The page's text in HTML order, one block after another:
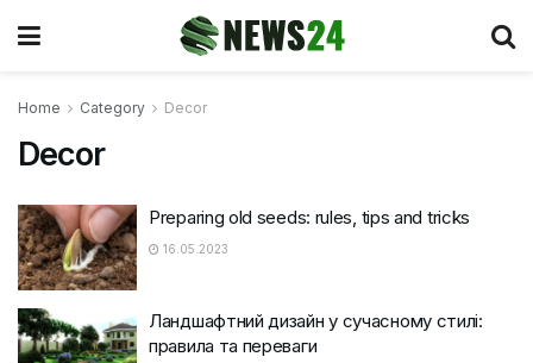
Home Category Decor
Decor
Preparing old seeds: rules, tips and tricks
16.05.2023
Ландшафтний дизайн у сучасному стилі:
правила та переваги